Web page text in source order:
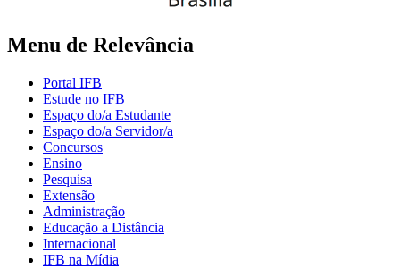
Menu de Relevância
Portal IFB
Estude no IFB
Espaço do/a Estudante
Espaço do/a Servidor/a
Concursos
Ensino
Pesquisa
Extensão
Administração
Educação a Distância
Internacional
IFB na Mídia